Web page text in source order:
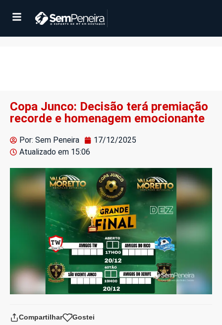
Copa Junco: Decisão terá premiação
recorde e homenagem emocionante
Por: Sem Peneira
17/12/2025
Atualizado em 15:06
Compartilhar Gostei